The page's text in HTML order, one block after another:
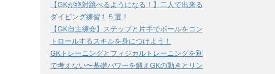
【GKが絶対跳べるようになる！】二人で出来る
ダイビング練習１５選！
【GK自主練会】ステップと片手でボールをコン
トロールするスキルを身につけよう！
GKトレーニングとフィジカルトレーニングを別
で考えない〜基礎パワーを鍛えGKの動きとリン